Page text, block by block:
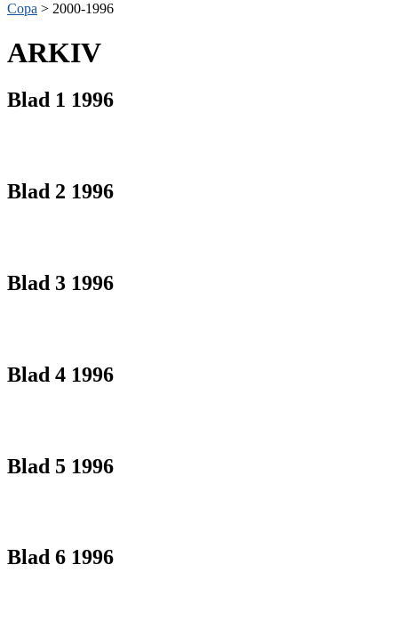
Copa > 2000-1996
ARKIV
Blad 1 1996
Blad 2 1996
Blad 3 1996
Blad 4 1996
Blad 5 1996
Blad 6 1996